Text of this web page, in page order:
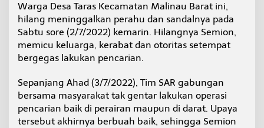
m
u
k
a
n
L
k
a
-
l
u
Warga Desa Taras Kecamatan Malinau Barat ini,
hilang meninggalkan perahu dan sandalnya pada
Sabtu sore (2/7/2022) kemarin. Hilangnya Semion,
memicu keluarga, kerabat dan otoritas setempat
bergegas lakukan pencarian.
Sepanjang Ahad (3/7/2022), Tim SAR gabungan
bersama masyarakat tak gentar lakukan operasi
pencarian baik di perairan maupun di darat. Upaya
tersebut akhirnya berbuah baik, sehingga Semion